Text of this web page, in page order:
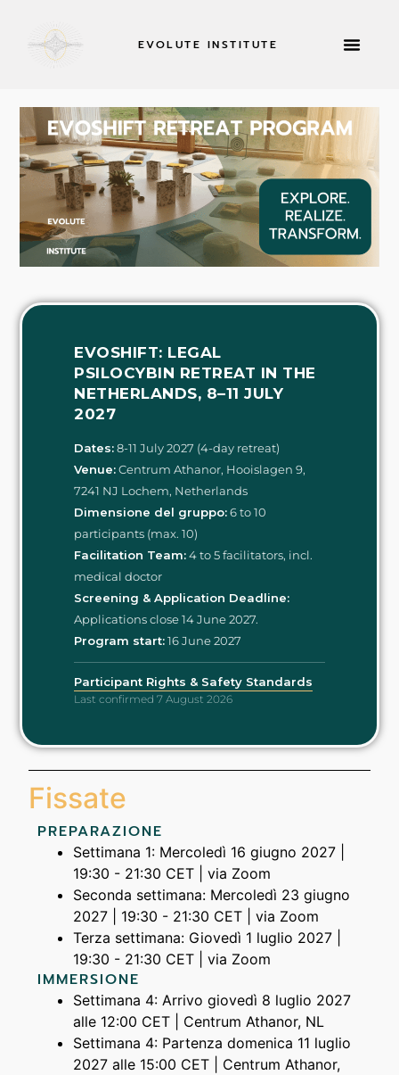
EVOLUTE INSTITUTE
EVOSHIFT: LEGAL
PSILOCYBIN RETREAT IN THE
NETHERLANDS, 8–11 JULY
2027
Dates:8-11 July 2027 (4-day retreat)
Venue:Centrum Athanor, Hooislagen 9,
7241 NJ Lochem, Netherlands
Dimensione del gruppo:6 to 10
participants (max. 10)
Facilitation Team:4 to 5 facilitators, incl.
medical doctor
Screening & Application Deadline:
Applications close 14 June 2027.
Program start:16 June 2027
Participant Rights & Safety Standards
Last confirmed 7 August 2026
Fissate
PREPARAZIONE
Settimana 1: Mercoledì 16 giugno 2027 |
19:30 - 21:30 CET | via Zoom
Seconda settimana: Mercoledì 23 giugno
2027 | 19:30 - 21:30 CET | via Zoom
Terza settimana: Giovedì 1 luglio 2027 |
19:30 - 21:30 CET | via Zoom
IMMERSIONE
Settimana 4: Arrivo giovedì 8 luglio 2027
alle 12:00 CET | Centrum Athanor, NL
Settimana 4: Partenza domenica 11 luglio
2027 alle 15:00 CET | Centrum Athanor,